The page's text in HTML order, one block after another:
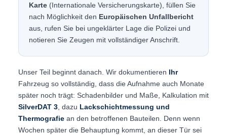
Karte(Internationale Versicherungskarte), füllen Sie
nach Möglichkeit den Europäischen Unfallbericht
aus, rufen Sie bei ungeklärter Lage die Polizei und
notieren Sie Zeugen mit vollständiger Anschrift.
Unser Teil beginnt danach. Wir dokumentieren Ihr
Fahrzeug so vollständig, dass die Aufnahme auch Monate
später noch trägt: Schadenbilder und Maße, Kalkulation mit
SilverDAT 3, dazu Lackschichtmessung und
Thermografiean den betroffenen Bauteilen. Denn wenn
Wochen später die Behauptung kommt, an dieser Tür sei